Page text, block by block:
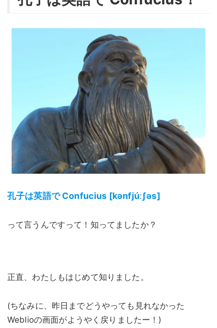
孔子は英語で Confucius [kənfjúːʃəs]
って言うんですって！知ってましたか？
正直、わたしもはじめて知りました。
(ちなみに、昨日までどうやっても見れなかった
Weblioの画面がようやく戻りましたー！)